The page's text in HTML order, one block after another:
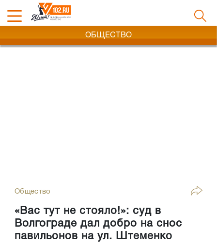
ОБЩЕСТВО
Общество
«Вас тут не стояло!»: суд в
Волгограде дал добро на снос
павильонов на ул. Штеменко